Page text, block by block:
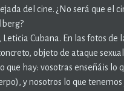
del cine. ¿No será que el
Cubana. En las fotos de
objeto de ataque sexual
que hay: vosotras enseñáis lo
y nosotros lo que